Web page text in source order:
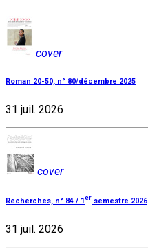
cover
Roman 20-50, n° 80/décembre 2025
31 juil. 2026
cover
Recherches, n° 84 / 1 er semestre 2026
31 juil. 2026